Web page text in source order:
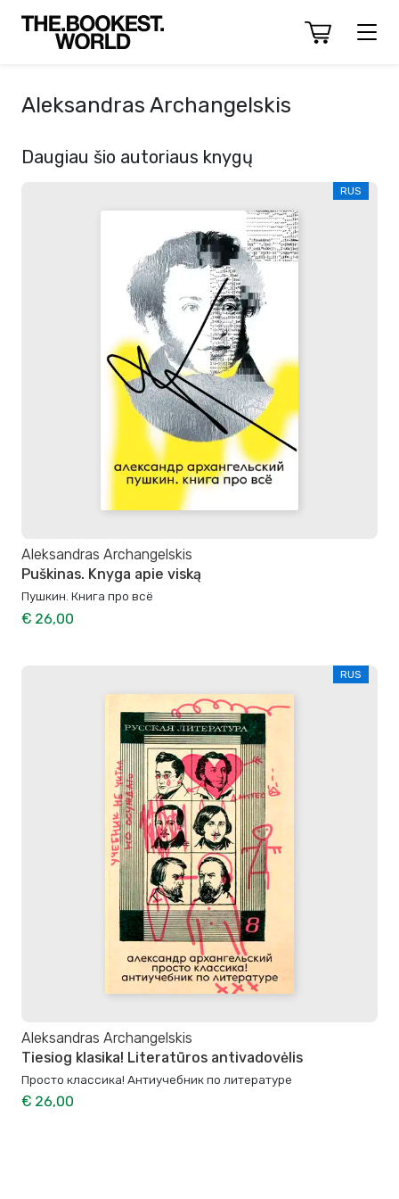
Aleksandras Archangelskis
Daugiau šio autoriaus knygų
RUS
Aleksandras Archangelskis
Puškinas. Knyga apie viską
Пушкин. Книга про всё
€ 26,00
RUS
Aleksandras Archangelskis
Tiesiog klasika! Literatūros antivadovėlis
Просто классика! Антиучебник по литературе
€ 26,00